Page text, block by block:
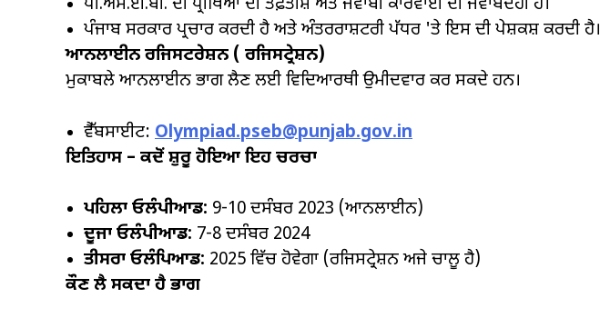
ਪੀ.ਐਸ.ਈ.ਬੀ. ਦੀ ਪ੍ਰੀਖਿਆ ਦੀ ਤਫ਼ਤੀਸ਼ ਅਤੇ ਜਵਾਬੀ ਕਾਰਵਾਈ ਦੀ ਜਵਾਬਦੇਹੀ ਹੈ।
ਪੰਜਾਬ ਸਰਕਾਰ ਪ੍ਰਚਾਰ ਕਰਦੀ ਹੈ ਅਤੇ ਅੰਤਰਰਾਸ਼ਟਰੀ ਪੱਧਰ 'ਤੇ ਇਸ ਦੀ ਪੇਸ਼ਕਸ਼ ਕਰਦੀ ਹੈ।
ਆਨਲਾਈਨ ਰਜਿਸਟਰੇਸ਼ਨ ( ਰਜਿਸਟ੍ਰੇਸ਼ਨ)
ਮੁਕਾਬਲੇ ਆਨਲਾਈਨ ਭਾਗ ਲੈਣ ਲਈ ਵਿਦਿਆਰਥੀ ਉਮੀਦਵਾਰ ਕਰ ਸਕਦੇ ਹਨ।
ਵੈੱਬਸਾਈਟ: Olympiad.pseb@punjab.gov.in
ਇਤਿਹਾਸ – ਕਦੋਂ ਸ਼ੁਰੂ ਹੋਇਆ ਇਹ ਚਰਚਾ
ਪਹਿਲਾ ਓਲੰਪੀਆਡ: 9-10 ਦਸੰਬਰ 2023 (ਆਨਲਾਈਨ)
ਦੂਜਾ ਓਲੰਪੀਆਡ: 7-8 ਦਸੰਬਰ 2024
ਤੀਸਰਾ ਓਲੰਪਿਆਡ: 2025 ਵਿੱਚ ਹੋਵੇਗਾ (ਰਜਿਸਟ੍ਰੇਸ਼ਨ ਅਜੇ ਚਾਲੂ ਹੈ)
ਕੌਣ ਲੈ ਸਕਦਾ ਹੈ ਭਾਗ